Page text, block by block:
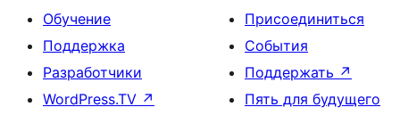
Обучение
Поддержка
Разработчики
WordPress.TV ↗
Присоединиться
События
Поддержать ↗
Пять для будущего